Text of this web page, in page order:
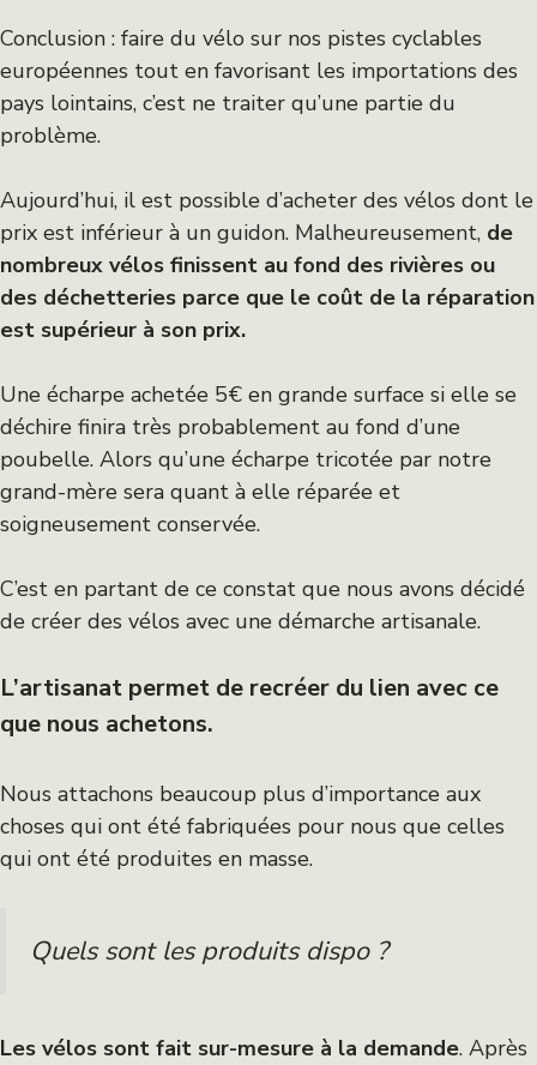
Conclusion : faire du vélo sur nos pistes cyclables
européennes tout en favorisant les importations des
pays lointains, c’est ne traiter qu’une partie du
problème.
Aujourd’hui, il est possible d’acheter des vélos dont le
prix est inférieur à un guidon. Malheureusement, de
nombreux vélos finissent au fond des rivières ou
des déchetteries parce que le coût de la réparation
est supérieur à son prix.
Une écharpe achetée 5€ en grande surface si elle se
déchire finira très probablement au fond d’une
poubelle. Alors qu’une écharpe tricotée par notre
grand-mère sera quant à elle réparée et
soigneusement conservée.
C’est en partant de ce constat que nous avons décidé
de créer des vélos avec une démarche artisanale.
L’artisanat permet de recréer du lien avec ce
que nous achetons.
Nous attachons beaucoup plus d’importance aux
choses qui ont été fabriquées pour nous que celles
qui ont été produites en masse.
Quels sont les produits dispo ?
Les vélos sont fait sur-mesure à la demande. Après